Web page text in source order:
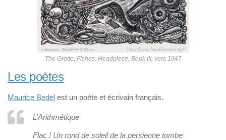
The Grotto; Fishes: Headpiece, Book III, vers 1947
Les poètes
Maurice Bedel est un poète et écrivain français.
L’Arithmétique
Flac ! Un rond de soleil de la persienne tombe